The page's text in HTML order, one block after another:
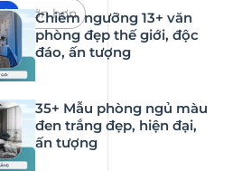
Lớn hơn
bánh xinh
hiện nay,
bài viết
đẹp, ấn
Chiêm ngưỡng 13+ văn
phòng đẹp thế giới, độc
đáo, ấn tượng
35+ Mẫu phòng ngủ màu
đen trắng đẹp, hiện đại,
ấn tượng